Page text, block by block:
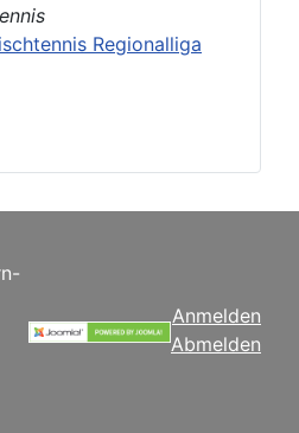
Regionalliga
Anmelden
Abmelden